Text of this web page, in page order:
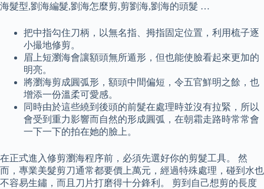
海髮型,劉海編髮,劉海怎麼剪,剪劉海,劉海的頭髮 …
把中指勾住刀柄，以無名指、拇指固定位置，利用梳子逐
小撮地修剪。
眉上短瀏海會讓額頭無所遁形，但也能使臉看起來更加的
明亮。
將瀏海剪成圓弧形，額頭中間偏短，令五官鮮明之餘，也
增添一份溫柔可愛感。
同時由於這些繞到後頭的前髮在處理時並沒有拉緊，所以
會受到重力影響而自然的形成圓弧，在朝霜走路時常常會
一下一下的拍在她的臉上。
在正式進入修剪瀏海程序前，必須先選好你的剪髮工具。 然
而，專業美髮剪刀通常都要價上萬元，經過特殊處理，碰到水也
不容易生鏽，而且刀片打磨得十分鋒利。 剪到自己想剪的長度